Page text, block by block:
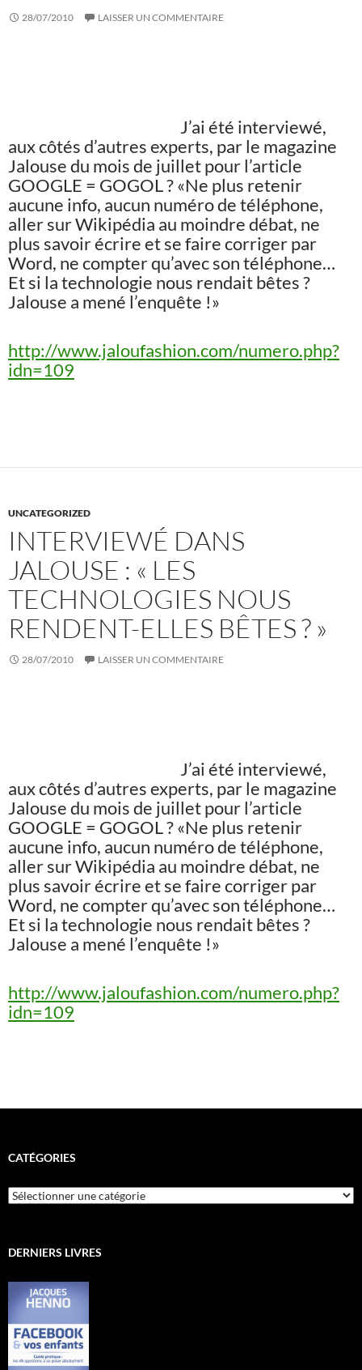
28/07/2010 LAISSER UN COMMENTAIRE
J’ai été interviewé,
aux côtés d’autres experts, par le magazine
Jalouse du mois de juillet pour l’article
GOOGLE = GOGOL ? «Ne plus retenir
aucune info, aucun numéro de téléphone,
aller sur Wikipédia au moindre débat, ne
plus savoir écrire et se faire corriger par
Word, ne compter qu’avec son téléphone…
Et si la technologie nous rendait bêtes ?
Jalouse a mené l’enquête !»
http://www.jaloufashion.com/numero.php?
idn=109
UNCATEGORIZED
INTERVIEWÉ DANS
JALOUSE : « LES
TECHNOLOGIES NOUS
RENDENT-ELLES BÊTES ? »
28/07/2010 LAISSER UN COMMENTAIRE
J’ai été interviewé,
aux côtés d’autres experts, par le magazine
Jalouse du mois de juillet pour l’article
GOOGLE = GOGOL ? «Ne plus retenir
aucune info, aucun numéro de téléphone,
aller sur Wikipédia au moindre débat, ne
plus savoir écrire et se faire corriger par
Word, ne compter qu’avec son téléphone…
Et si la technologie nous rendait bêtes ?
Jalouse a mené l’enquête !»
http://www.jaloufashion.com/numero.php?
idn=109
CATÉGORIES
Catégories
DERNIERS LIVRES